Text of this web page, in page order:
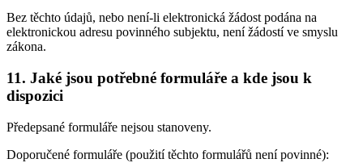
Bez těchto údajů, nebo není-li elektronická žádost podána na
elektronickou adresu povinného subjektu, není žádostí ve smyslu
zákona.
11. Jaké jsou potřebné formuláře a kde jsou k
dispozici
Předepsané formuláře nejsou stanoveny.
Doporučené formuláře (použití těchto formulářů není povinné):